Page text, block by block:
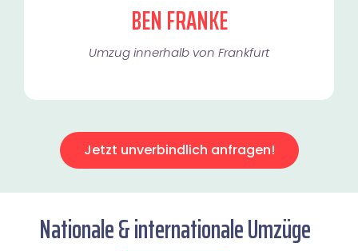
BEN FRANKE
Umzug innerhalb von Frankfurt​
Jetzt unverbindlich anfragen!
Nationale & internationale Umzüge